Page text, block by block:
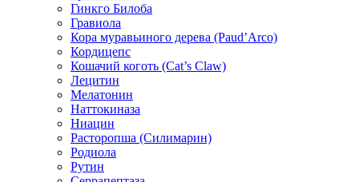
Гинкго Билоба
Гравиола
Кора муравьиного дерева (Paud’Arco)
Кордицепс
Кошачий коготь (Cat’s Claw)
Лецитин
Мелатонин
Наттокиназа
Ниацин
Расторопша (Силимарин)
Родиола
Рутин